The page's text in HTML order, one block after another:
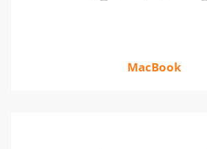
MacBook